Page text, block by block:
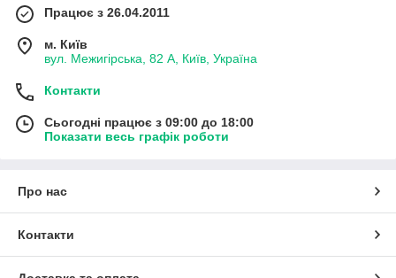
Працює з 26.04.2011
м. Київ
вул. Межигірська, 82 А, Київ, Україна
Контакти
Сьогодні працює з 09:00 до 18:00
Показати весь графік роботи
Про нас
Контакти